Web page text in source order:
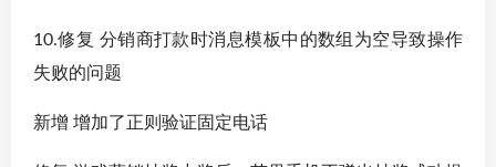
10.修复 分销商打款时消息模板中的数组为空导致操作
失败的问题
新增 增加了正则验证固定电话